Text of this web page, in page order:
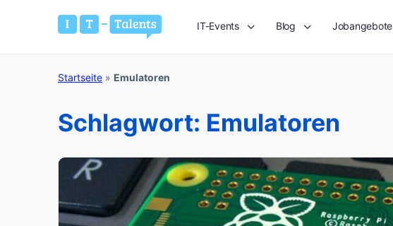
IT-Events Blog Jobangebote
Startseite » Emulatoren
Schlagwort: Emulatoren